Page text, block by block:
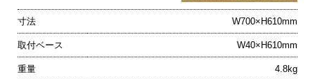
寸法 W700×H610mm
取付ベース W40×H610mm
重量 4.8kg